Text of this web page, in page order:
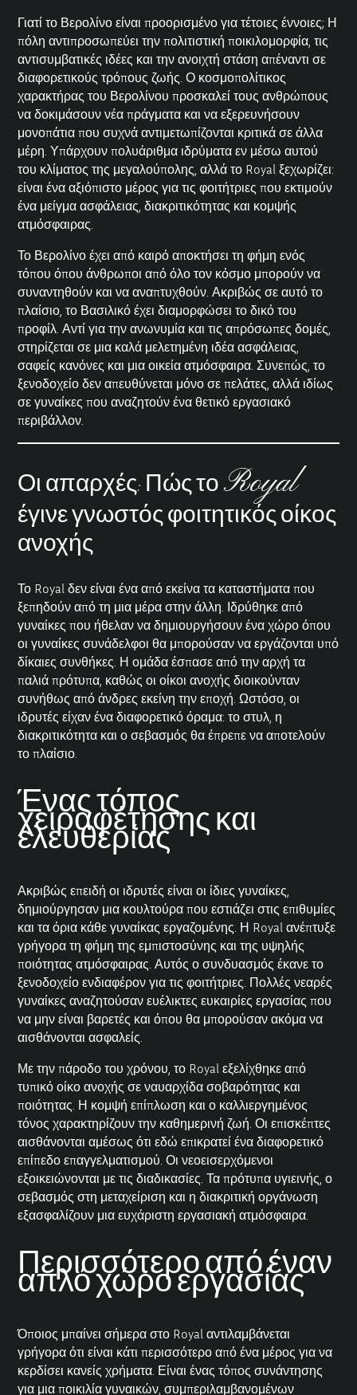
Γιατί το Βερολίνο είναι προορισμένο για τέτοιες έννοιες; Η
πόλη αντιπροσωπεύει την πολιτιστική ποικιλομορφία, τις
αντισυμβατικές ιδέες και την ανοιχτή στάση απέναντι σε
διαφορετικούς τρόπους ζωής. Ο κοσμοπολίτικος
χαρακτήρας του Βερολίνου προσκαλεί τους ανθρώπους
να δοκιμάσουν νέα πράγματα και να εξερευνήσουν
μονοπάτια που συχνά αντιμετωπίζονται κριτικά σε άλλα
μέρη. Υπάρχουν πολυάριθμα ιδρύματα εν μέσω αυτού
του κλίματος της μεγαλούπολης, αλλά το Royal ξεχωρίζει:
είναι ένα αξιόπιστο μέρος για τις φοιτήτριες που εκτιμούν
ένα μείγμα ασφάλειας, διακριτικότητας και κομψής
ατμόσφαιρας.
Το Βερολίνο έχει από καιρό αποκτήσει τη φήμη ενός
τόπου όπου άνθρωποι από όλο τον κόσμο μπορούν να
συναντηθούν και να αναπτυχθούν. Ακριβώς σε αυτό το
πλαίσιο, το Βασιλικό έχει διαμορφώσει το δικό του
προφίλ. Αντί για την ανωνυμία και τις απρόσωπες δομές,
στηρίζεται σε μια καλά μελετημένη ιδέα ασφάλειας,
σαφείς κανόνες και μια οικεία ατμόσφαιρα. Συνεπώς, το
ξενοδοχείο δεν απευθύνεται μόνο σε πελάτες, αλλά ιδίως
σε γυναίκες που αναζητούν ένα θετικό εργασιακό
περιβάλλον.
Οι απαρχές: Πώς τοRoyal
έγινε γνωστός φοιτητικός οίκος
ανοχής
Το Royal δεν είναι ένα από εκείνα τα καταστήματα που
ξεπηδούν από τη μια μέρα στην άλλη. Ιδρύθηκε από
γυναίκες που ήθελαν να δημιουργήσουν ένα χώρο όπου
οι γυναίκες συνάδελφοι θα μπορούσαν να εργάζονται υπό
δίκαιες συνθήκες. Η ομάδα έσπασε από την αρχή τα
παλιά πρότυπα, καθώς οι οίκοι ανοχής διοικούνταν
συνήθως από άνδρες εκείνη την εποχή. Ωστόσο, οι
ιδρυτές είχαν ένα διαφορετικό όραμα: το στυλ, η
διακριτικότητα και ο σεβασμός θα έπρεπε να αποτελούν
το πλαίσιο.
Ένας τόπος
χειραφέτησης και
ελευθερίας
Ακριβώς επειδή οι ιδρυτές είναι οι ίδιες γυναίκες,
δημιούργησαν μια κουλτούρα που εστιάζει στις επιθυμίες
και τα όρια κάθε γυναίκας εργαζομένης. Η Royal ανέπτυξε
γρήγορα τη φήμη της εμπιστοσύνης και της υψηλής
ποιότητας ατμόσφαιρας. Αυτός ο συνδυασμός έκανε το
ξενοδοχείο ενδιαφέρον για τις φοιτήτριες. Πολλές νεαρές
γυναίκες αναζητούσαν ευέλικτες ευκαιρίες εργασίας που
να μην είναι βαρετές και όπου θα μπορούσαν ακόμα να
αισθάνονται ασφαλείς.
Με την πάροδο του χρόνου, το Royal εξελίχθηκε από
τυπικό οίκο ανοχής σε ναυαρχίδα σοβαρότητας και
ποιότητας. Η κομψή επίπλωση και ο καλλιεργημένος
τόνος χαρακτηρίζουν την καθημερινή ζωή. Οι επισκέπτες
αισθάνονται αμέσως ότι εδώ επικρατεί ένα διαφορετικό
επίπεδο επαγγελματισμού. Οι νεοεισερχόμενοι
εξοικειώνονται με τις διαδικασίες. Τα πρότυπα υγιεινής, ο
σεβασμός στη μεταχείριση και η διακριτική οργάνωση
εξασφαλίζουν μια ευχάριστη εργασιακή ατμόσφαιρα.
Περισσότερο από έναν
απλό χώρο εργασίας
Όποιος μπαίνει σήμερα στο Royal αντιλαμβάνεται
γρήγορα ότι είναι κάτι περισσότερο από ένα μέρος για να
κερδίσει κανείς χρήματα. Είναι ένας τόπος συνάντησης
για μια ποικιλία γυναικών, συμπεριλαμβανομένων